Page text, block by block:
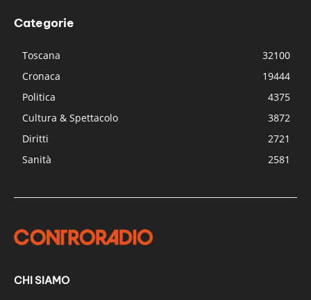
Categorie
Toscana
32100
Cronaca
19444
Politica
4375
Cultura & Spettacolo
3872
Diritti
2721
Sanità
2581
CHI SIAMO